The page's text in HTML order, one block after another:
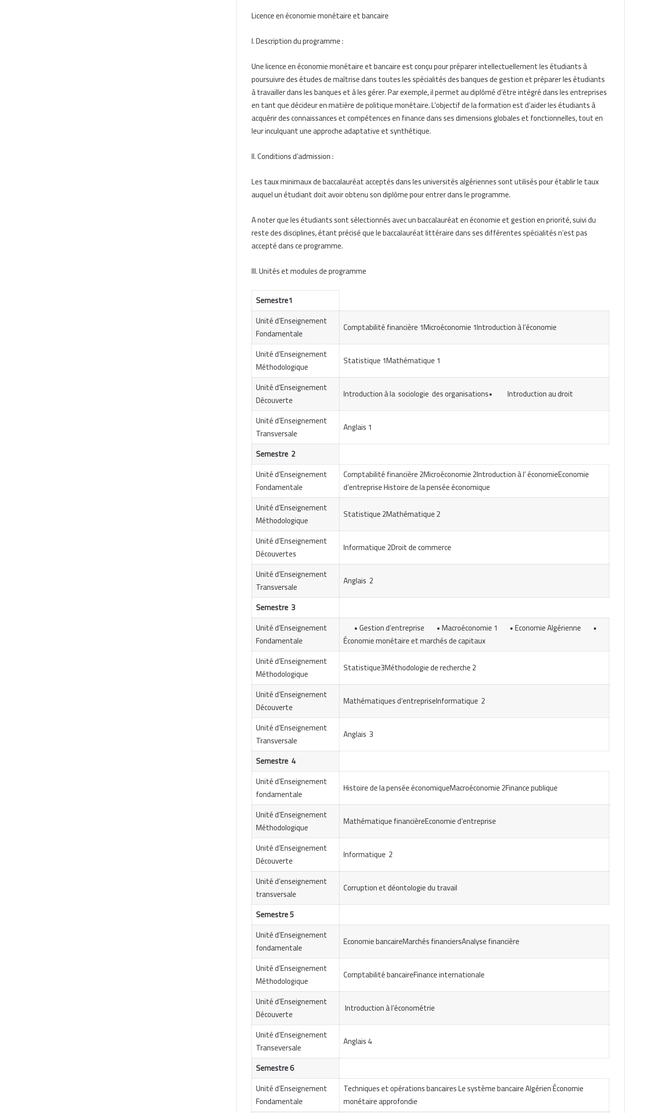
Licence en économie monétaire et bancaire
I. Description du programme :
Une licence en économie monétaire et bancaire est conçu pour préparer intellectuellement les étudiants à
poursuivre des études de maîtrise dans toutes les spécialités des banques de gestion et préparer les étudiants
à travailler dans les banques et à les gérer. Par exemple, il permet au diplômé d’être intégré dans les entreprises
en tant que décideur en matière de politique monétaire. L’objectif de la formation est d’aider les étudiants à
acquérir des connaissances et compétences en finance dans ses dimensions globales et fonctionnelles, tout en
leur inculquant une approche adaptative et synthétique.
II. Conditions d’admission :
Les taux minimaux de baccalauréat acceptés dans les universités algériennes sont utilisés pour établir le taux
auquel un étudiant doit avoir obtenu son diplôme pour entrer dans le programme.
A noter que les étudiants sont sélectionnés avec un baccalauréat en économie et gestion en priorité, suivi du
reste des disciplines, étant précisé que le baccalauréat littéraire dans ses différentes spécialités n’est pas
accepté dans ce programme.
III. Unités et modules de programme
Semestre1
Unité d’Enseignement
Fondamentale
Comptabilité financière 1Microéconomie 1Introduction à l’économie
Unité d’Enseignement
Méthodologique
Statistique 1Mathématique 1
Unité d’Enseignement
Découverte
Introduction à la sociologie des organisations• Introduction au droit
Unité d’Enseignement
Transversale
Anglais 1
Semestre 2
Unité d’Enseignement
Fondamentale
Comptabilité financière 2Microéconomie 2Introduction à l’ économieEconomie
d’entreprise Histoire de la pensée économique
Unité d’Enseignement
Méthodologique
Statistique 2Mathématique 2
Unité d’Enseignement
Découvertes
Informatique 2Droit de commerce
Unité d’Enseignement
Transversale
Anglais 2
Semestre 3
Unité d’Enseignement
Fondamentale
• Gestion d’entreprise • Macroéconomie 1 • Economie Algérienne •
Économie monétaire et marchés de capitaux
Unité d’Enseignement
Méthodologique
Statistique3Méthodologie de recherche 2
Unité d’Enseignement
Découverte
Mathématiques d’entrepriseInformatique 2
Unité d’Enseignement
Transversale
Anglais 3
Semestre 4
Unité d’Enseignement
fondamentale
Histoire de la pensée économiqueMacroéconomie 2Finance publique
Unité d’Enseignement
Méthodologique
Mathématique financièreEconomie d’entreprise
Unité d’Enseignement
Découverte
Informatique 2
Unité d’enseignement
transversale
Corruption et déontologie du travail
Semestre 5
Unité d’Enseignement
fondamentale
Economie bancaireMarchés financiersAnalyse financière
Unité d’Enseignement
Méthodologique
Comptabilité bancaireFinance internationale
Unité d’Enseignement
Découverte
Introduction à l’économétrie
Unité d’Enseignement
Transeversale
Anglais 4
Semestre 6
Unité d’Enseignement
Fondamentale
Techniques et opérations bancaires Le système bancaire Algérien Économie
monétaire approfondie